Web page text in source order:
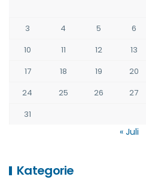
3
4 5 6
10
11 12 13
17
18 19 20
24
25 26 27
31
« Juli
Kategorie